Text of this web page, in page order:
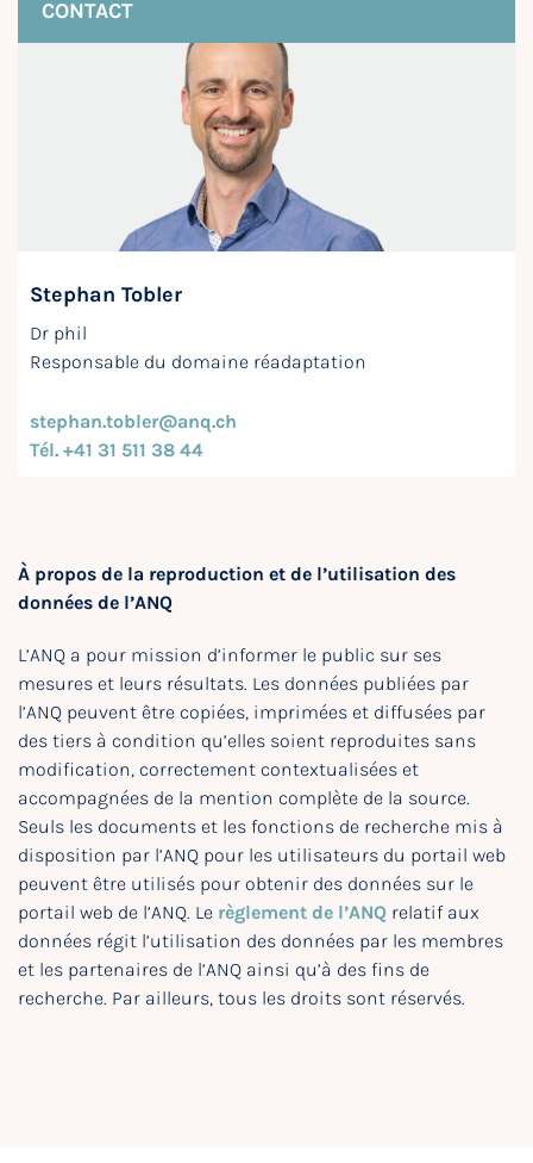
CONTACT
Stephan Tobler
Dr phil
Responsable du domaine réadaptation
stephan.tobler@anq.ch
Tél. +41 31 511 38 44
À propos de la reproduction et de l’utilisation des
données de l’ANQ
L’ANQ a pour mission d’informer le public sur ses
mesures et leurs résultats. Les données publiées par
l’ANQ peuvent être copiées, imprimées et diffusées par
des tiers à condition qu’elles soient reproduites sans
modification, correctement contextualisées et
accompagnées de la mention complète de la source.
Seuls les documents et les fonctions de recherche mis à
disposition par l’ANQ pour les utilisateurs du portail web
peuvent être utilisés pour obtenir des données sur le
portail web de l’ANQ. Le règlement de l’ANQ relatif aux
données régit l’utilisation des données par les membres
et les partenaires de l’ANQ ainsi qu’à des fins de
recherche. Par ailleurs, tous les droits sont réservés.